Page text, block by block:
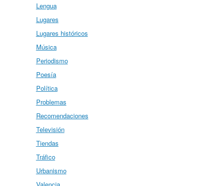
Lengua
Lugares
Lugares históricos
Música
Periodismo
Poesía
Política
Problemas
Recomendaciones
Televisión
Tiendas
Tráfico
Urbanismo
Valencia